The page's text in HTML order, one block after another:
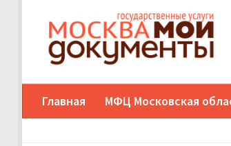
Главная МФЦ Московская